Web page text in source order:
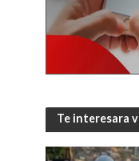
Te interesara